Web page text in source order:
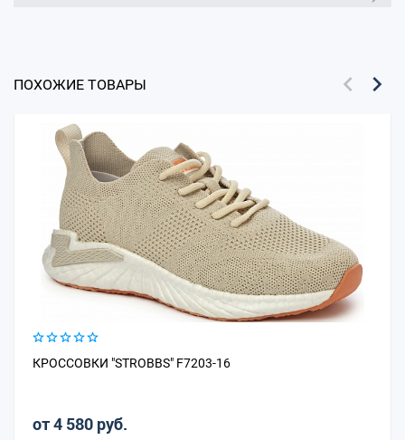
ПОХОЖИЕ ТОВАРЫ
КРОССОВКИ "STROBBS" F7203-16
от 4 580 руб.